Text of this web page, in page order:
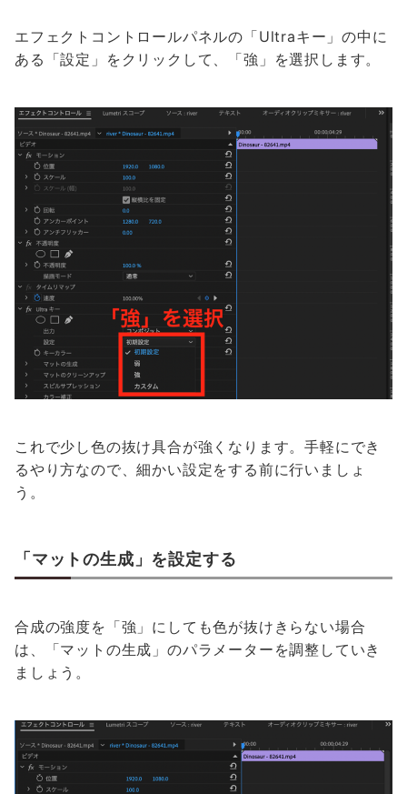
エフェクトコントロールパネルの「Ultraキー」の中に
ある「設定」をクリックして、「強」を選択します。
これで少し色の抜け具合が強くなります。手軽にでき
るやり方なので、細かい設定をする前に行いましょ
う。
「マットの生成」を設定する
合成の強度を「強」にしても色が抜けきらない場合
は、「マットの生成」のパラメーターを調整していき
ましょう。